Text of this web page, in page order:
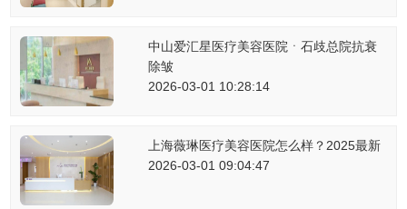
中山爱汇星医疗美容医院ㆍ石歧总院抗衰
除皱
2026-03-01 10:28:14
上海薇琳医疗美容医院怎么样？2025最新
2026-03-01 09:04:47